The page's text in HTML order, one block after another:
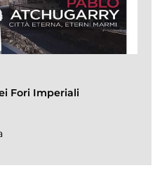
Fori Imperiali